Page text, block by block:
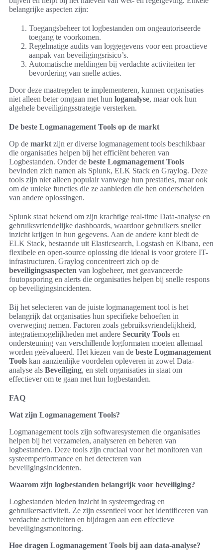
belangrijke aspecten zijn:
Toegangsbeheer tot logbestanden om ongeautoriseerde
toegang te voorkomen.
Regelmatige audits van loggegevens voor een proactieve
aanpak van beveiligingsrisico’s.
Automatische meldingen bij verdachte activiteiten ter
bevordering van snelle acties.
Door deze maatregelen te implementeren, kunnen organisaties
niet alleen beter omgaan met hun loganalyse, maar ook hun
algehele beveiligingsstrategie versterken.
De beste Logmanagement Tools op de markt
Op de markt zijn er diverse logmanagement tools beschikbaar
die organisaties helpen bij het efficiënt beheren van
Logbestanden. Onder de beste Logmanagement Tools
bevinden zich namen als Splunk, ELK Stack en Graylog. Deze
tools zijn niet alleen populair vanwege hun prestaties, maar ook
om de unieke functies die ze aanbieden die hen onderscheiden
van andere oplossingen.
Splunk staat bekend om zijn krachtige real-time Data-analyse en
gebruiksvriendelijke dashboards, waardoor gebruikers sneller
inzicht krijgen in hun gegevens. Aan de andere kant biedt de
ELK Stack, bestaande uit Elasticsearch, Logstash en Kibana, een
flexibele en open-source oplossing die ideaal is voor grotere IT-
infrastructuren. Graylog concentreert zich op de
beveiligingsaspecten van logbeheer, met geavanceerde
foutopsporing en alerts die organisaties helpen bij snelle respons
op beveiligingsincidenten.
Bij het selecteren van de juiste logmanagement tool is het
belangrijk dat organisaties hun specifieke behoeften in
overweging nemen. Factoren zoals gebruiksvriendelijkheid,
integratiemogelijkheden met andere Security Tools en
ondersteuning van verschillende logformaten moeten allemaal
worden geëvalueerd. Het kiezen van de beste Logmanagement
Tools kan aanzienlijke voordelen opleveren in zowel Data-
analyse als Beveiliging, en stelt organisaties in staat om
effectiever om te gaan met hun logbestanden.
FAQ
Wat zijn Logmanagement Tools?
Logmanagement tools zijn softwaresystemen die organisaties
helpen bij het verzamelen, analyseren en beheren van
logbestanden. Deze tools zijn cruciaal voor het monitoren van
systeemperformance en het detecteren van
beveiligingsincidenten.
Waarom zijn logbestanden belangrijk voor beveiliging?
Logbestanden bieden inzicht in systeemgedrag en
gebruikersactiviteit. Ze zijn essentieel voor het identificeren van
verdachte activiteiten en bijdragen aan een effectieve
beveiligingsmonitoring.
Hoe dragen Logmanagement Tools bij aan data-analyse?